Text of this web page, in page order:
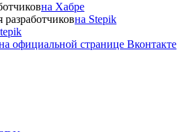
на Хабре
на Stepik
официальной странице Вконтакте